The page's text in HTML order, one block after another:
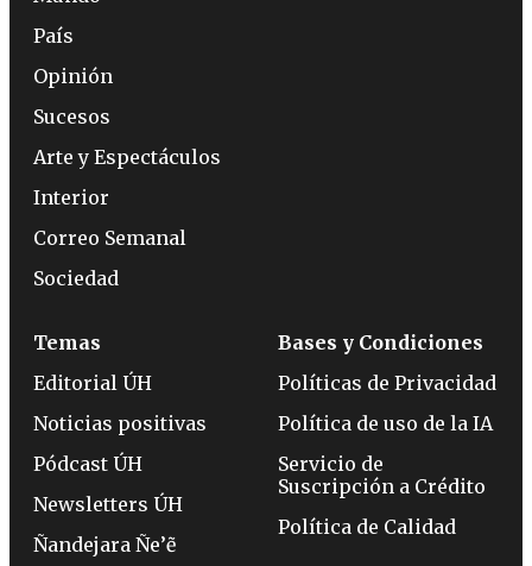
País
Opinión
Sucesos
Arte y Espectáculos
Interior
Correo Semanal
Sociedad
Temas
Editorial ÚH
Noticias positivas
Pódcast ÚH
Newsletters ÚH
Ñandejara Ñe’ẽ
Bases y Condiciones
Políticas de Privacidad
Política de uso de la IA
Servicio de
Suscripción a Crédito
Política de Calidad